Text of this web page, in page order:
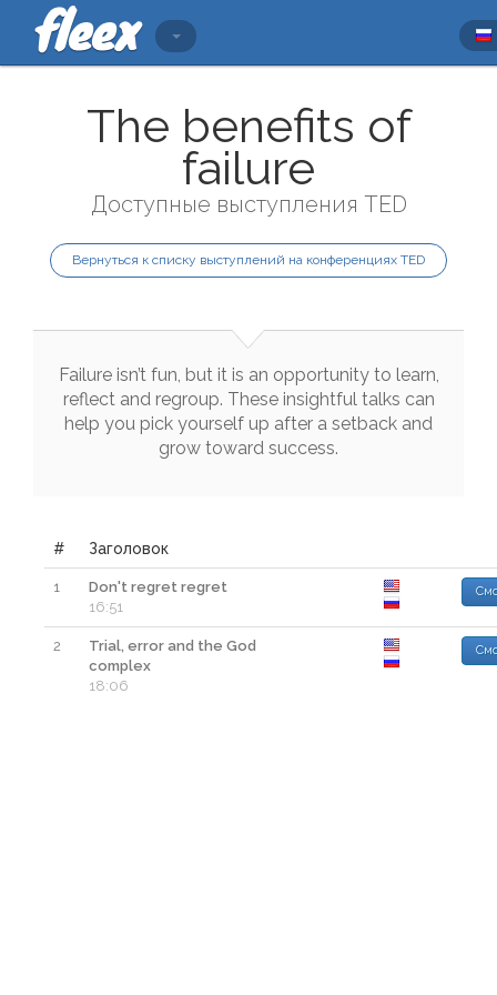
The benefits of
failure
Доступные выступления TED
Вернуться к списку выступлений на конференциях TED
Failure isn’t fun, but it is an opportunity to learn,
reflect and regroup. These insightful talks can
help you pick yourself up after a setback and
grow toward success.
# Заголовок
1
Don't regret regret
16:51
2
Trial, error and the God
complex
18:06